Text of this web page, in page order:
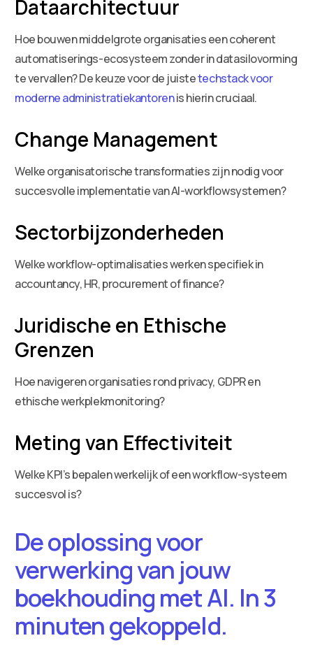
Dataarchitectuur
Hoe bouwen middelgrote organisaties een coherent
automatiserings-ecosysteem zonder in datasilovorming
te vervallen? De keuze voor de juistetechstack voor
moderne administratiekantorenis hierin cruciaal.
Change Management
Welke organisatorische transformaties zijn nodig voor
succesvolle implementatie van AI-workflowsystemen?
Sectorbijzonderheden
Welke workflow-optimalisaties werken specifiek in
accountancy, HR, procurement of finance?
Juridische en Ethische
Grenzen
Hoe navigeren organisaties rond privacy, GDPR en
ethische werkplekmonitoring?
Meting van Effectiviteit
Welke KPI’s bepalen werkelijk of een workflow-systeem
succesvol is?
De oplossing voor
verwerking van jouw
boekhouding met AI. In 3
minuten gekoppeld.